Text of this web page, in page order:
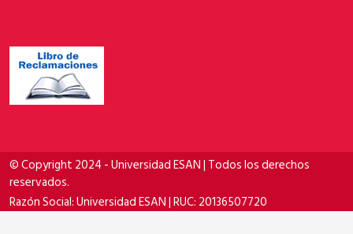
© Copyright 2024 - Universidad ESAN | Todos los derechos
reservados.
Razón Social: Universidad ESAN | RUC: 20136507720